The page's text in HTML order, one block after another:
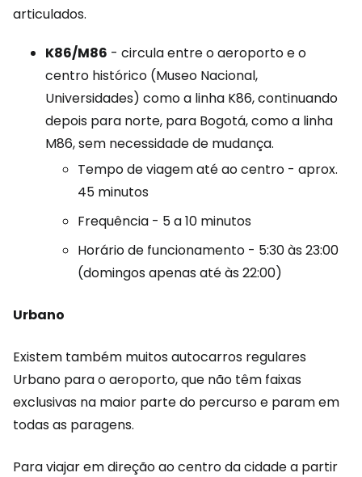
articulados.
K86/M86 - circula entre o aeroporto e o
centro histórico (Museo Nacional,
Universidades) como a linha K86, continuando
depois para norte, para Bogotá, como a linha
M86, sem necessidade de mudança.
Tempo de viagem até ao centro - aprox.
45 minutos
Frequência - 5 a 10 minutos
Horário de funcionamento - 5:30 às 23:00
(domingos apenas até às 22:00)
Urbano
Existem também muitos autocarros regulares
Urbano para o aeroporto, que não têm faixas
exclusivas na maior parte do percurso e param em
todas as paragens.
Para viajar em direção ao centro da cidade a partir